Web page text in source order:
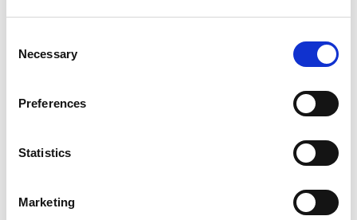
Selection
Necessary
Preferences
Statistics
Marketing